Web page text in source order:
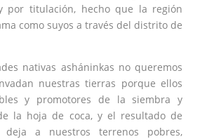
por titulación, hecho que la región
como suyos a través del distrito de
nativas asháninkas no queremos
nuestras tierras porque ellos
y promotores de la siembra y
la hoja de coca, y el resultado de
deja a nuestros terrenos pobres,